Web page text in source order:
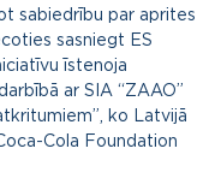
sabiedrību par aprites
sasniegt ES
īstenoja
ar SIA “ZAAO”
ko Latvijā
Cola Foundation